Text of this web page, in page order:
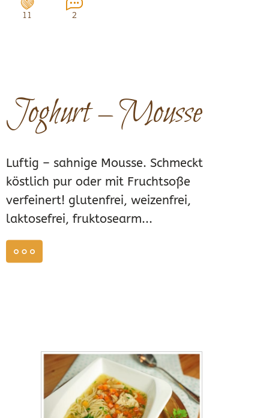
11 2
Joghurt – Mousse
Luftig – sahnige Mousse. Schmeckt
köstlich pur oder mit Fruchtsoße
verfeinert! glutenfrei, weizenfrei,
laktosefrei, fruktosearm...